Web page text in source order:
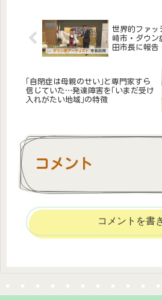
世界的ファッ
崎市・ダウン
田市長に報告
｢自閉症は母親のせい｣と専門家すら
信じていた…発達障害を｢いまだ受け
入れがたい地域｣の特徴
コメント
コメントを書